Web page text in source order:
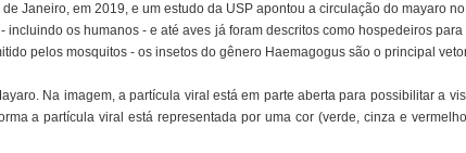
Janeiro, em 2019, e um estudo da USP apontou a circulação do mayaro
incluindo os humanos - e até aves já foram descritos como hospedeiros
pelos mosquitos - os insetos do gênero Haemagogus são o principal
Na imagem, a partícula viral está em parte aberta para possibilitar a
a partícula viral está representada por uma cor (verde, cinza e